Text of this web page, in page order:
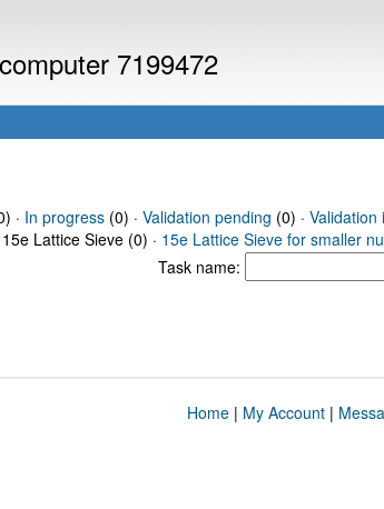
7199472
· In progress(0) · Validation pending (0) · Validation
15e Lattice Sieve (0) · 15e Lattice Sieve for smaller
Task name:
Home| My Account|